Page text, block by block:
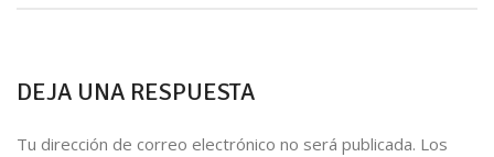
DEJA UNA RESPUESTA
Tu dirección de correo electrónico no será publicada. Los